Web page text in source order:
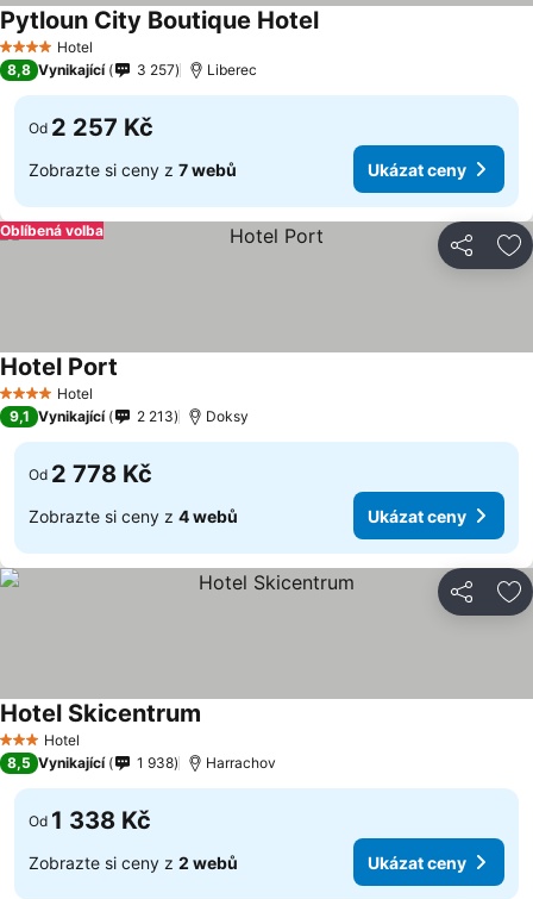
4 Počet hvězdiček
Hotel
Pytloun City Boutique Hotel
8,8 Vynikající 3 257 Liberec
Od 2 257 Kč
Zobrazte si ceny z 7 webů Ukázat ceny
Sdílet
Oblíbená volba
4 Počet hvězdiček
Hotel
Hotel Port
9,1 Vynikající 2 213 Doksy
Od 2 778 Kč
Zobrazte si ceny z 4 webů Ukázat ceny
Sdílet
3 Počet hvězdiček
Hotel
Hotel Skicentrum
8,5 Vynikající 1 938 Harrachov
Od 1 338 Kč
Zobrazte si ceny z 2 webů Ukázat ceny